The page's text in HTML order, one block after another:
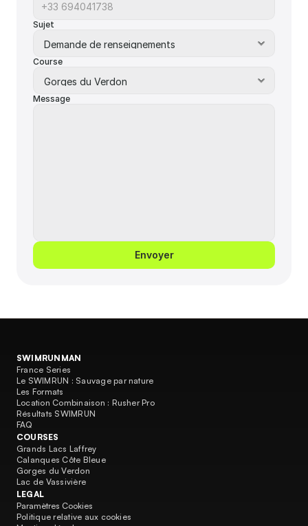
Sujet
Course
Message
Envoyer
SWIMRUNMAN
France Series
Le SWIMRUN : Sauvage par nature
Les Formats
Location Combinaison : Rusher Pro
Résultats SWIMRUN
FAQ
COURSES
Grands Lacs Laffrey
Calanques Côte Bleue
Gorges du Verdon
Lac de Vassivière
LEGAL
Paramètres Cookies
Politique relative aux cookies